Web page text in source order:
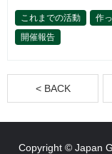
これまでの活動 作
開催報告
< BACK
Copyright © Japan